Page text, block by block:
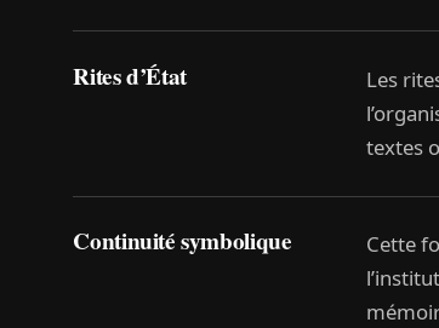
Rites d’État
Les
textes
Continuité symbolique
Cette